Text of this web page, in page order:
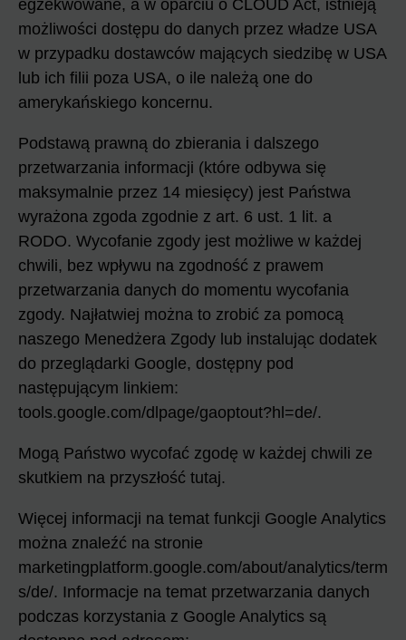
egzekwowane, a w oparciu o CLOUD Act, istnieją
możliwości dostępu do danych przez władze USA
w przypadku dostawców mających siedzibę w USA
lub ich filii poza USA, o ile należą one do
amerykańskiego koncernu.
Podstawą prawną do zbierania i dalszego
przetwarzania informacji (które odbywa się
maksymalnie przez 14 miesięcy) jest Państwa
wyrażona zgoda zgodnie z art. 6 ust. 1 lit. a
RODO. Wycofanie zgody jest możliwe w każdej
chwili, bez wpływu na zgodność z prawem
przetwarzania danych do momentu wycofania
zgody. Najłatwiej można to zrobić za pomocą
naszego Menedżera Zgody lub instalując dodatek
do przeglądarki Google, dostępny pod
następującym linkiem:
tools.google.com/dlpage/gaoptout?hl=de/.
Mogą Państwo wycofać zgodę w każdej chwili ze
skutkiem na przyszłość tutaj.
Więcej informacji na temat funkcji Google Analytics
można znaleźć na stronie
marketingplatform.google.com/about/analytics/term
s/de/. Informacje na temat przetwarzania danych
podczas korzystania z Google Analytics są